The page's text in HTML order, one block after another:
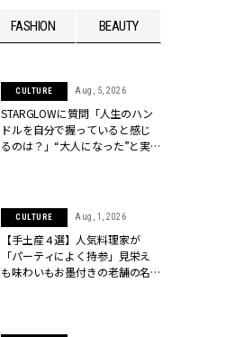
FASHION BEAUTY
CULTURE Aug, 5, 2026
STARGLOWに質問「人生のハン
ドルを自分で握っていると感じ
るのは？」“大️人になった”と実
CULTURE Aug, 1, 2026
【手土産４選】人気料理家が
「パーティによく持参」見栄え
も味わいもお墨付きの老舗の名